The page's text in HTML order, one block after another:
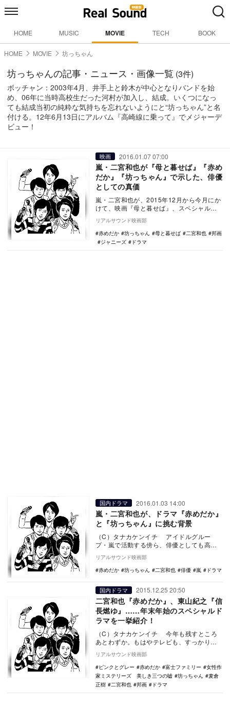
HOME MUSIC MOVIE TECH BOOK
HOME MOVIE 坊っちゃん
坊っちゃんの記事・ニュース・画像一覧 (3件)
ボッチャン：2003年4月、井手上と鈴木が中心となりバンドを始
め、06年に当時高校生だった河村が加入し、結成。いくつになっ
ても結成当初の純粋な気持ちを忘れないようにと“坊っちゃん”と名
付ける。12年6月13日にアルバム『高崎線に乗って』でメジャーデ
ビュー！
映画 2016.01.07 07:00
嵐・二宮和也が『母と暮せば』『赤め
だか』『坊っちゃん』で示した、俳優
としての真価
嵐・二宮和也が、2015年12月から今月にか
けて、映画『母と暮せば』、スペシャルド
ラマ『赤めだか』と『坊っちゃん』の3作品
に出演…
リアルサウンド映画部
赤めだか
坊っちゃん 母と暮せば 二宮和也
邦画
ジャニーズ
ドラマ
国内ドラマ 2016.01.03 14:00
嵐・二宮和也が、ドラマ『赤めだか』
と『坊っちゃん』に挑む背景
（C）タナカケンイチ アイドルグルー
プ・嵐で活動する傍ら、俳優としても高い
評価を受けている二宮和也。クリント・イ
ーストウッド…
リアルサウンド映画部
赤めだか
坊っちゃん 二宮和也 俳優 嵐 ドラマ
国内ドラマ 2015.12.25 20:50
二宮和也『赤めだか』、東山紀之『信
長燃ゆ』……年末年始のスペシャルド
ラマを一挙紹介！
（C）タナカケンイチ 今年も残すところ
あとわずか。もはやテレビも、すっかり特
番ばかりです。ということで、本稿では、
この年末年…
リアルサウンド映画部
ピンクとグレー
赤めだか 富士ファミリー
女性作
家ミステリーズ 美しき三つの嘘
坊っちゃん
麦倉
正樹
二宮和也 邦画 ドラマ